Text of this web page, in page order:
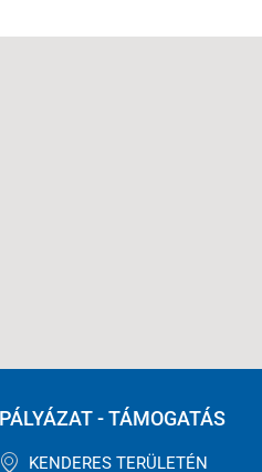
PÁLYÁZAT - TÁMOGATÁS
KENDERES TERÜLETÉN